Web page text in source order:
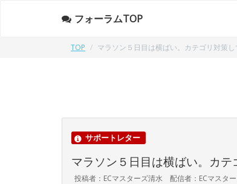
フォーラムTOP
TOP マラソン５日目は横ばい。カテゴリ対策し
サポートレター
マラソン５日目は横ばい。カテ
投稿者：ECマスターズ清水 配信者：ECマスタ